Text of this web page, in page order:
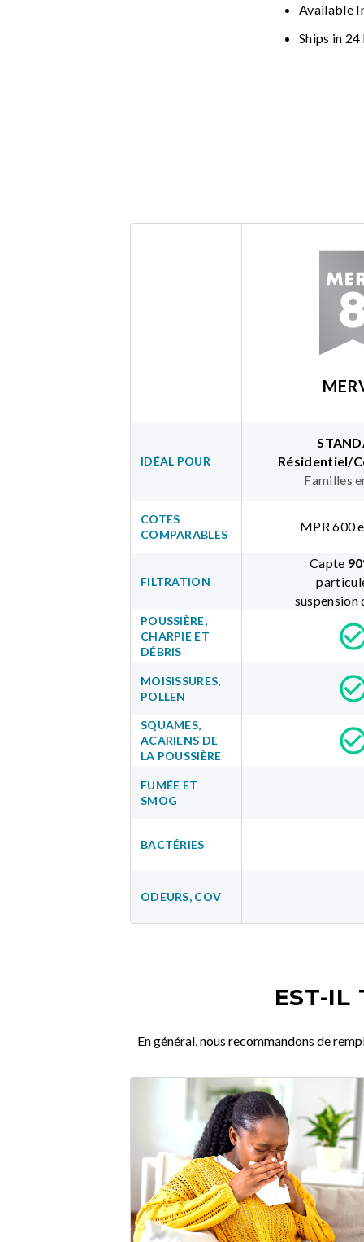
Available
Ships in 24
IDÉAL POUR
Résidentiel/
Familles
COTES
COMPARABLES
MPR 600
FILTRATION
Capte 90
suspension
POUSSIÈRE,
CHARPIE ET
DÉBRIS
MOISISSURES,
POLLEN
SQUAMES,
ACARIENS DE
LA POUSSIÈRE
FUMÉE ET
SMOG
BACTÉRIES
ODEURS, COV
EST-IL
En général, nous recommandons de